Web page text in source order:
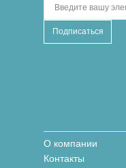
+
В корзину
есть в другом регионе
(доставка: 3-14 дней)
О компании
Контакты